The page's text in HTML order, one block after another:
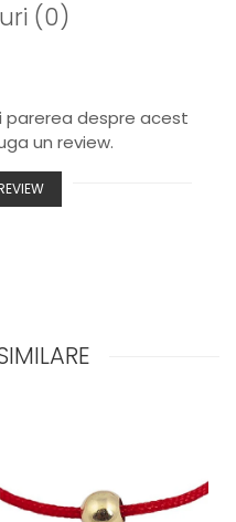
(0)
parerea despre acest
un review.